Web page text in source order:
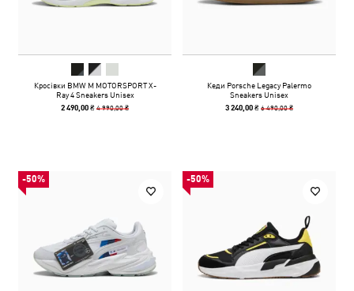
Кросівки BMW M MOTORSPORT X-
Ray 4 Sneakers Unisex
2 490,00 ₴4 990,00 ₴
Кеди Porsche Legacy Palermo
Sneakers Unisex
3 240,00 ₴6 490,00 ₴
-50% -50%